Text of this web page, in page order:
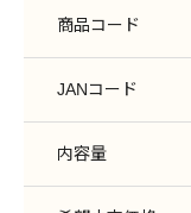
商品コード
JANコード
内容量